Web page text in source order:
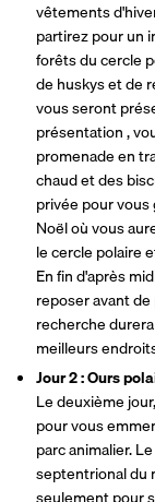
vêtements
partirez pour un
forêts du cercle
de huskys et de
vous seront
présentation ,
promenade en
chaud et des
privée pour vous
Noël où vous
le cercle polaire
En fin d'après
reposer avant
recherche
meilleurs
Jour 2 : Ours
Le deuxième
pour vous
parc animalier.
septentrional du